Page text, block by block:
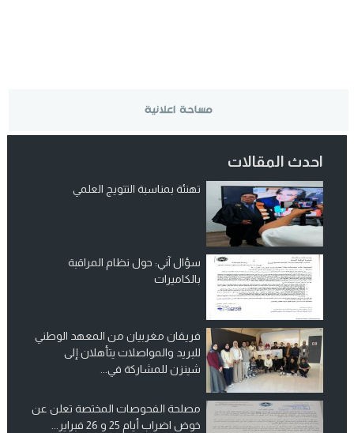
احدث المقالات
تهنئة بمناسبة التتويج العلمي
سؤال آني: حول نظام المراقبة
بالكاميرات
فريقان مغربيان من المعهد الوطني
للبريد والمواصلات يتأهلان إلى
شينزن للمشاركة في...
مصلحة الفحوصات المختصة تعلن عن
خوض اضراب أيام 25 و 26 فبراير...